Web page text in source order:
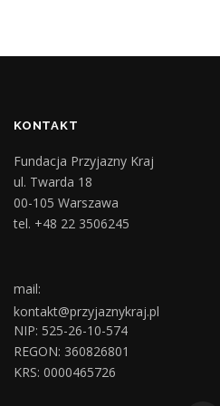
KONTAKT
Fundacja Przyjazny Kraj
ul. Twarda 18
00-105 Warszawa
tel. +48 22 3506245
mail:
kontakt@przyjaznykraj.pl
NIP: 525-26-10-574
REGON: 360826801
KRS: 0000465726